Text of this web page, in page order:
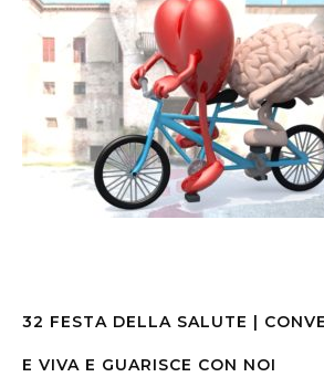
32 FESTA DELLA SALUTE |
E VIVA E GUARISCE CON NOI